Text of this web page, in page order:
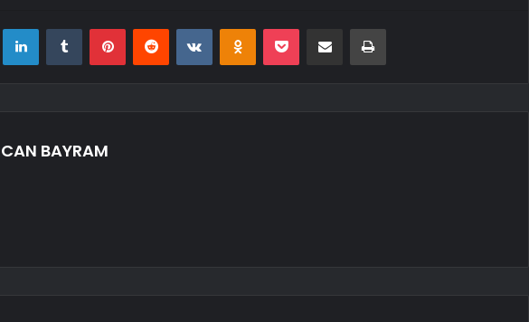
LinkedInTumblr PinterestReddit VKontakteOdnoklassniki
Pocket E-Posta ile paylaş Yazdır
BAYRAM